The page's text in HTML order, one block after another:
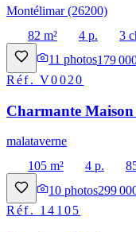
Montélimar (26200)
82 m²
4 p.
3
11 photos179
Réf.V0020
Charmante
malataverne
105 m²
4 p.
10 photos299
Réf. 14105